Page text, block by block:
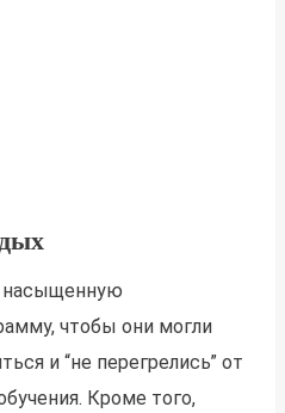
насыщенную
чтобы они могли
и “не перегрелись” от
Кроме того,